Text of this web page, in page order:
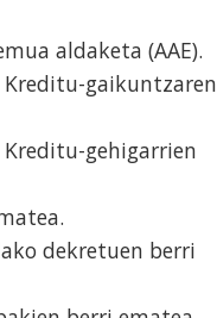
aldaketa (AAE).
gaikuntzaren
gehigarrien
dekretuen berri